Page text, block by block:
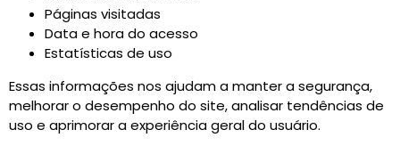
Páginas visitadas
Data e hora do acesso
Estatísticas de uso
Essas informações nos ajudam a manter a segurança,
melhorar o desempenho do site, analisar tendências de
uso e aprimorar a experiência geral do usuário.